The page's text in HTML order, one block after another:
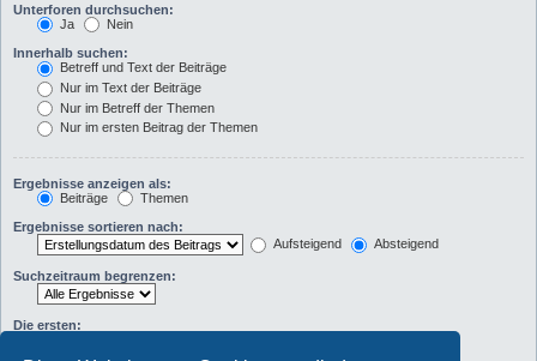
Unterforen durchsuchen:
Ja
Nein
Innerhalb suchen:
Betreff und Text der Beiträge
Nur im Text der Beiträge
Nur im Betreff der Themen
Nur im ersten Beitrag der Themen
Ergebnisse anzeigen als:
Beiträge
Themen
Ergebnisse sortieren nach:
Aufsteigend
Absteigend
Suchzeitraum begrenzen:
Die ersten: